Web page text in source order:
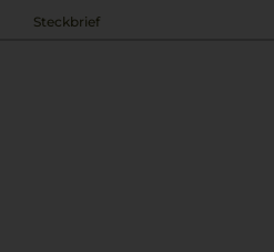
Steckbrief